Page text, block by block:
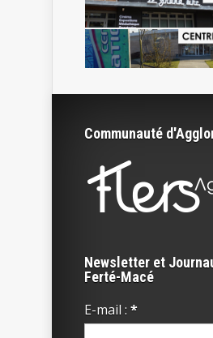
Communauté
Newsletter et
Ferté-Macé
E-mail : *